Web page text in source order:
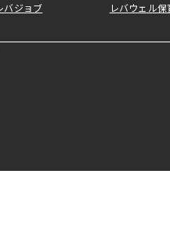
バジョブ レバウェル